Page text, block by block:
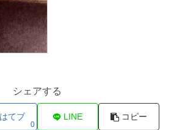
シェアする
はてブ
0
LINE コピー